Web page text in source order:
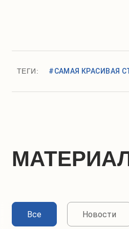
ТЕГИ: #САМАЯ КРАСИВАЯ
Все Новости